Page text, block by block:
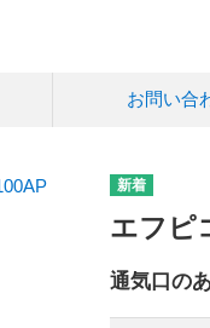
お問い合
エフピ
通気口の